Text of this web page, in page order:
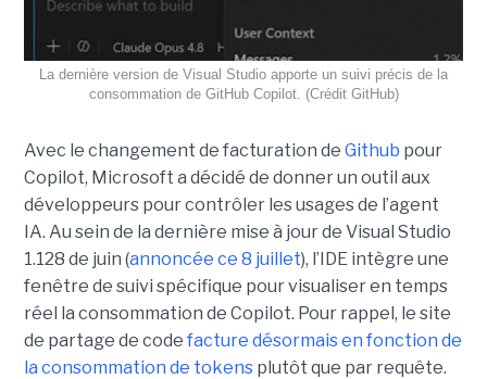
La dernière version de Visual Studio apporte un suivi précis de la
consommation de GitHub Copilot. (Crédit GitHub)
Avec le changement de facturation de Github pour
Copilot, Microsoft a décidé de donner un outil aux
développeurs pour contrôler les usages de l’agent
IA. Au sein de la dernière mise à jour de Visual Studio
1.128 de juin (annoncée ce 8 juillet), l’IDE intègre une
fenêtre de suivi spécifique pour visualiser en temps
réel la consommation de Copilot. Pour rappel, le site
de partage de code facture désormais en fonction de
la consommation de tokens plutôt que par requête.